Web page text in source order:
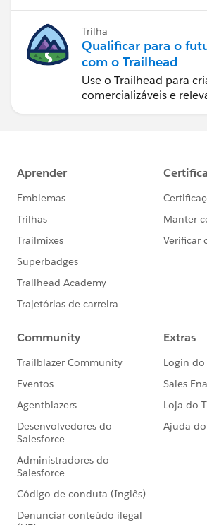
Trilha
Qualificar para o
com o Trailhead
Use o Trailhead para
comercializáveis e